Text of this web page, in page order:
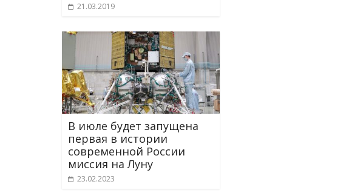
21.03.2019
В июле будет запущена
первая в истории
современной России
миссия на Луну
23.02.2023